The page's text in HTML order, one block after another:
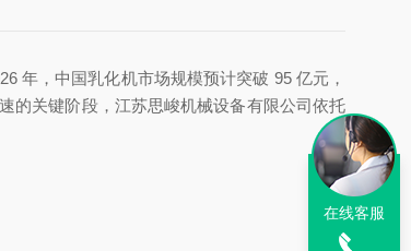
年，中国乳化机市场规模预计突破 95 亿元，
的关键阶段，江苏思峻机械设备有限公司依托
在线客服